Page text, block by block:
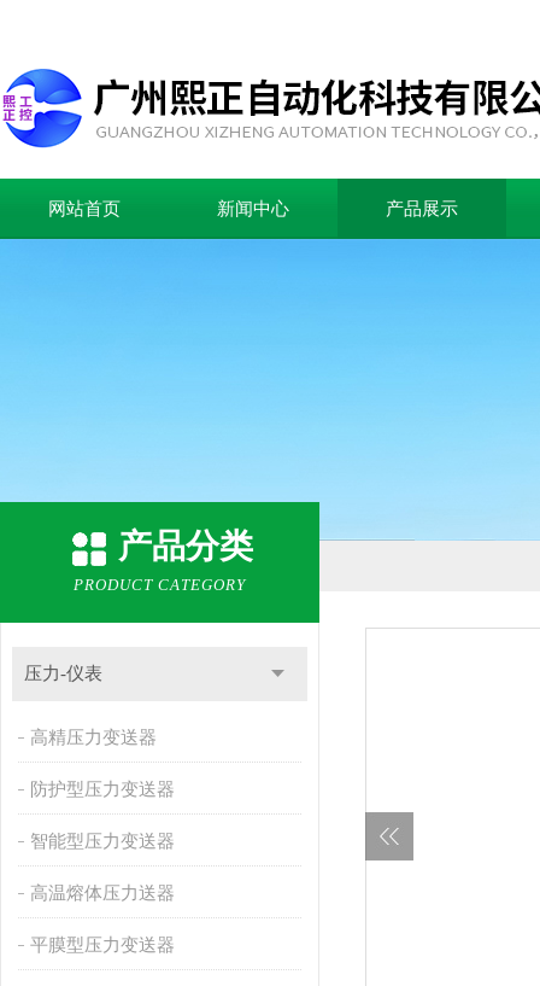
网站首页 新闻中心 产品展示
产品分类
PRODUCT CATEGORY
压力-仪表
高精压力变送器
防护型压力变送器
智能型压力变送器
高温熔体压力送器
平膜型压力变送器